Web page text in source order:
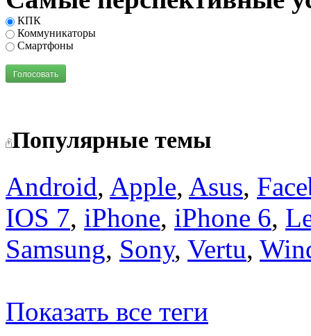
КПК
Коммуникаторы
Смартфоны
Голосовать
Популярные темы
Android, Apple, Asus,
IOS 7, iPhone, iPhone 6,
Samsung, Sony, Vertu,
Показать все теги